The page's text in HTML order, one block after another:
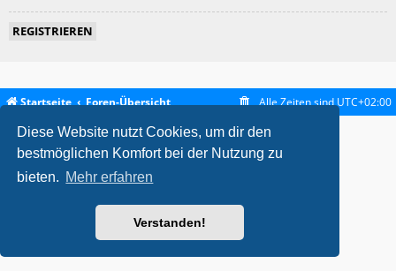
Diese Website nutzt Cookies, um dir den
bestmöglichen Komfort bei der Nutzung zu
bieten. Mehr erfahren
Verstanden!
REGISTRIEREN
Startseite Foren-Übersicht Alle Zeiten sindUTC+02:00
metrolike style byEric SeguinUpdated for phpBB3.2 by
Powered byphpBB ® Forum Software © phpBB Limited
phpBB.de
Datenschutz